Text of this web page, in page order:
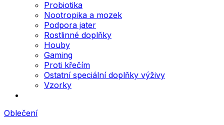
Probiotika
Nootropika a mozek
Podpora jater
Rostlinné doplňky
Houby
Gaming
Proti křečím
Ostatní speciální doplňky výživy
Vzorky
Oblečení